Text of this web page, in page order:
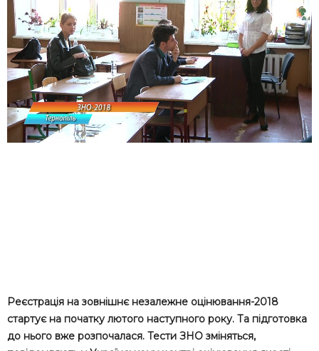
Реєстрація на зовнішнє незалежне оцінювання-2018
стартує на початку лютого наступного року. Та підготовка
до нього вже розпочалася. Тести ЗНО зміняться,